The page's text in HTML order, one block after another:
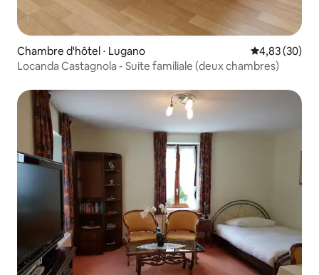
Chambre d'hôtel ⋅ Lugano Évaluation
4,83 (30)
Locanda Castagnola - Suite familiale (deux chambres)